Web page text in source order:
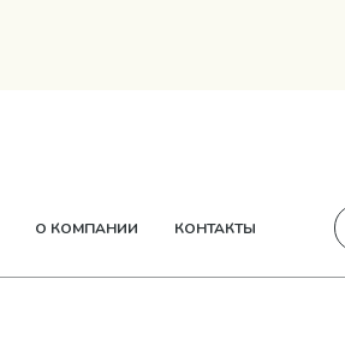
О КОМПАНИИ КОНТАКТЫ